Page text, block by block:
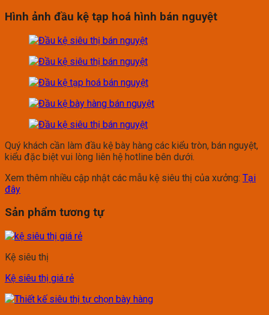
Hình ảnh đầu kệ tạp hoá hình bán nguyệt
Quý khách cần làm đầu kệ bày hàng các kiểu tròn, bán nguyệt,
kiểu đặc biệt vui lòng liên hệ hotline bên dưới.
Xem thêm nhiều cập nhật các mẫu kệ siêu thị của xưởng: Tại
đây
Sản phẩm tương tự
Kệ siêu thị
Kệ siêu thị giá rẻ